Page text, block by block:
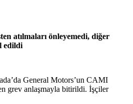
atılmaları önleyemedi, diğer
edildi
General Motors’un CAMI
grev anlaşmayla bitirildi. İşçiler